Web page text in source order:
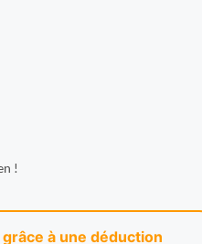
!
à une déduction